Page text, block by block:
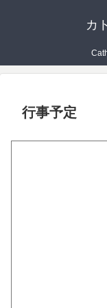
カ
行事予定